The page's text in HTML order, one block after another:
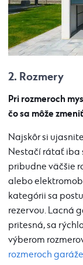
2. Rozmery
Pri rozmeroch
čo sa môže
Najskôr si
Nestačí rátať iba
pribudne väčšie
alebo
kategórii sa
rezervou. Lacná
pritesná, sa
výberom
rozmeroch garáže